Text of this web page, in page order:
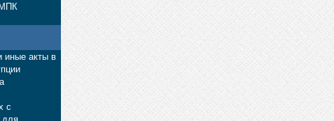
иные акты в
с